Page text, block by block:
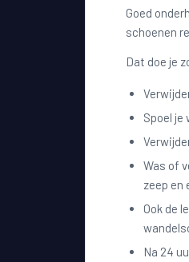
Goed
schoenen
Dat doe je
Spoel
Was of
zeep en
Ook de
Na 24